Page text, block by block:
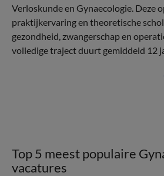
Verloskunde en Gynaecologie. Deze
praktijkervaring en theoretische
gezondheid, zwangerschap en
volledige traject duurt gemiddeld 12
Top 5 meest populaire
vacatures